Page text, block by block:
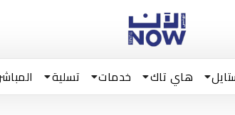
هاي تاك خدمات تسلية